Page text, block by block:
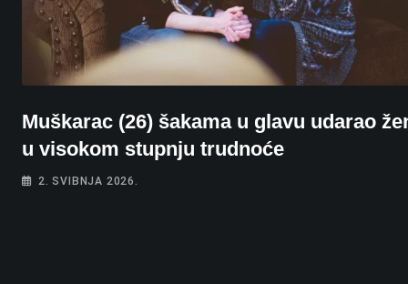
Muškarac (26) šakama u glavu udarao
u visokom stupnju trudnoće
2. SVIBNJA 2026.